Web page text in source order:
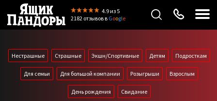
4.9из 5
2182 отзывовв Google
Нестрашные Страшные Экшн/Спортивные Детям Подросткам
Для семьи Для большой компании Розыгрыши Взрослым
День рождения Свидание